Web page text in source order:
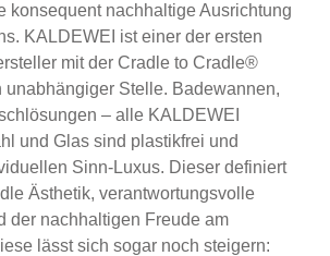
konsequent nachhaltige Ausrichtung
KALDEWEI ist einer der ersten
mit der Cradle to Cradle®
unabhängiger Stelle. Badewannen,
– alle KALDEWEI
und Glas sind plastikfrei und
Sinn-Luxus. Dieser definiert
Ästhetik, verantwortungsvolle
der nachhaltigen Freude am
lässt sich sogar noch steigern: